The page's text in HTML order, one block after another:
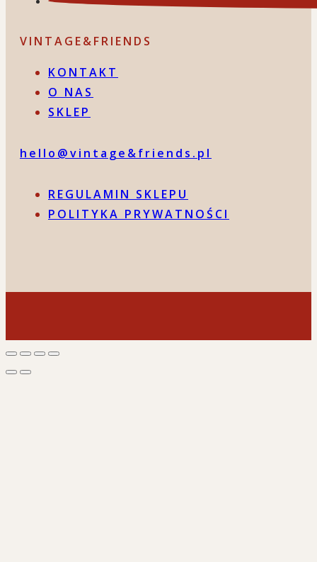
VINTAGE&FRIENDS
KONTAKT
O NAS
SKLEP
hello@vintage&friends.pl
REGULAMIN SKLEPU
POLITYKA PRYWATNOŚCI